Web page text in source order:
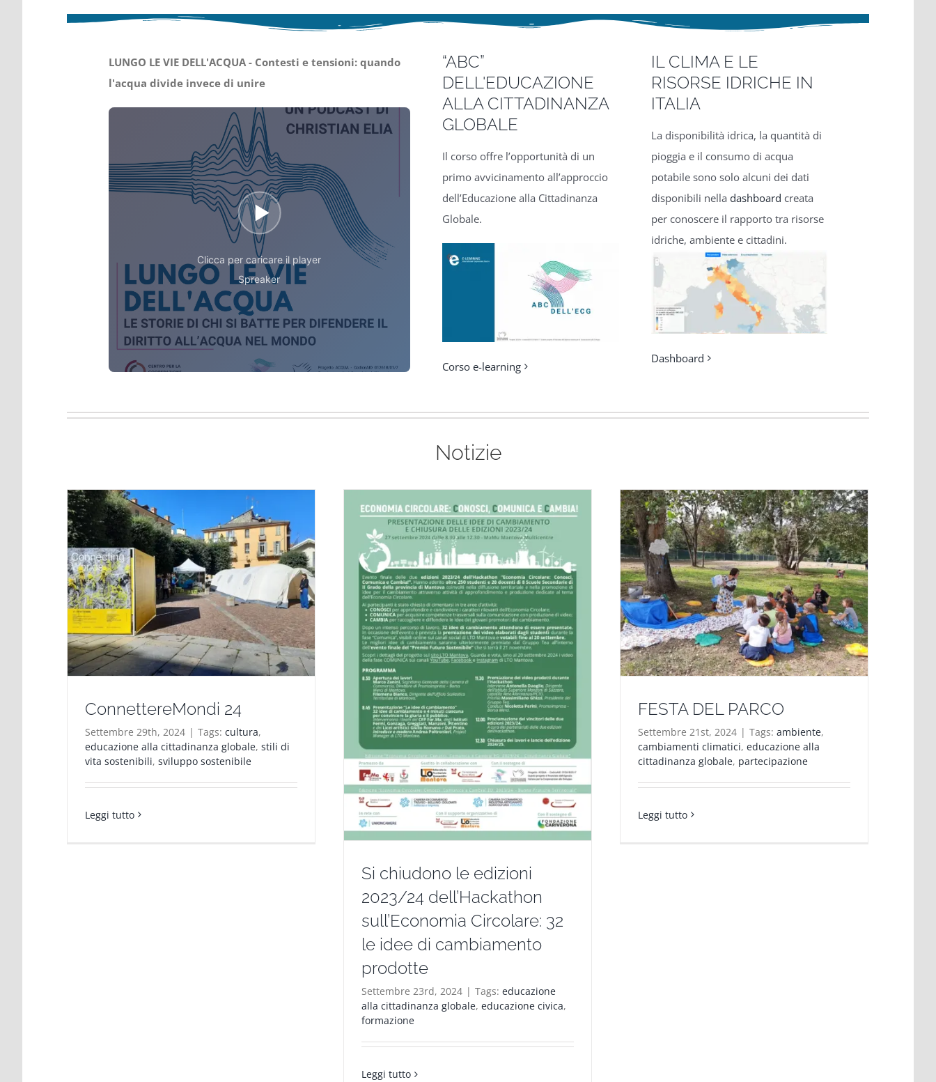
LUNGO LE VIE DELL'ACQUA - Contesti e tensioni: quando
l'acqua divide invece di unire
Clicca per caricare il player
Spreaker
“ABC”
DELL'EDUCAZIONE
ALLA CITTADINANZA
GLOBALE
Il corso offre l’opportunità di un
primo avvicinamento all’approccio
dell’Educazione alla Cittadinanza
Globale.
Corso e-learning
IL CLIMA E LE
RISORSE IDRICHE IN
ITALIA
La disponibilità idrica, la quantità di
pioggia e il consumo di acqua
potabile sono solo alcuni dei dati
disponibili nella dashboard creata
per conoscere il rapporto tra risorse
idriche, ambiente e cittadini.
Dashboard
Notizie
ConnettereMondi 24
Settembre 29th, 2024 | Tags: cultura,
educazione alla cittadinanza globale, stili di
vita sostenibili, sviluppo sostenibile
Leggi tutto
Si chiudono le edizioni
2023/24 dell’Hackathon
sull’Economia Circolare: 32
le idee di cambiamento
prodotte
Settembre 23rd, 2024 | Tags: educazione
alla cittadinanza globale, educazione civica,
formazione
Leggi tutto
FESTA DEL PARCO
Settembre 21st, 2024 | Tags: ambiente,
cambiamenti climatici, educazione alla
cittadinanza globale, partecipazione
Leggi tutto